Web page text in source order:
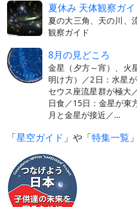
夏休み 天体観察ガイ
夏の大三角、天の川、
観察ガイド
8月の見どころ
金星（夕方～宵）、火
明け方）／2日：水星
セウス座流星群が極大
日食／15日：金星が東
月と金星が接近／…
「星空ガイド 」や「特集一覧